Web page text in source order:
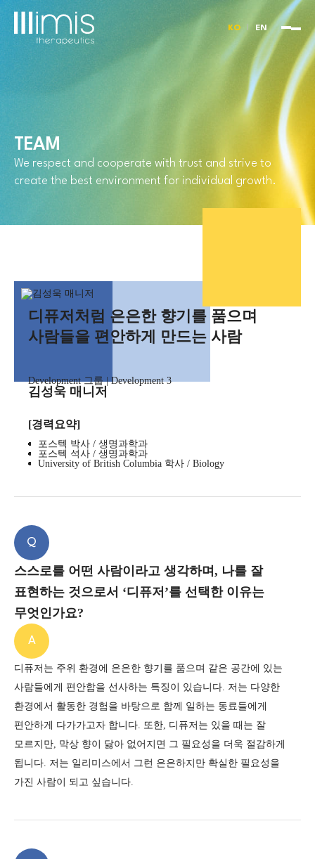
KO EN
TEAM
We respect and cooperate with trust and strive to
create the best environment for individual growth.
디퓨저처럼 은은한 향기를 품으며
사람들을 편안하게 만드는 사람
Development 그룹 | Development 3
김성욱 매니저
[경력요약]
포스텍 박사 / 생명과학과
포스텍 석사 / 생명과학과
University of British Columbia 학사 / Biology
Q
스스로를 어떤 사람이라고 생각하며, 나를 잘
표현하는 것으로서 ‘디퓨저’를 선택한 이유는
무엇인가요?
A
디퓨저는 주위 환경에 은은한 향기를 품으며 같은 공간에 있는
사람들에게 편안함을 선사하는 특징이 있습니다. 저는 다양한
환경에서 활동한 경험을 바탕으로 함께 일하는 동료들에게
편안하게 다가가고자 합니다.
또한, 디퓨저는 있을 때는 잘
모르지만, 막상 향이 닳아 없어지면 그 필요성을 더욱 절감하게
됩니다. 저는 일리미스에서 그런 은은하지만 확실한 필요성을
가진 사람이 되고 싶습니다.